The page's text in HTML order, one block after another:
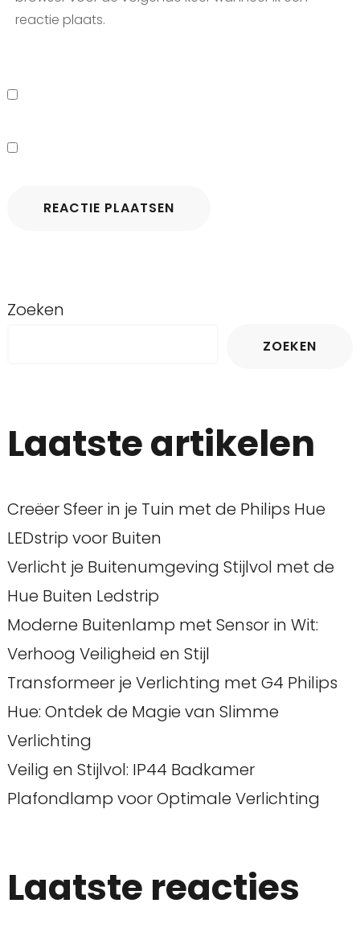
reactie plaats.
Zoeken
ZOEKEN
Laatste artikelen
Creëer Sfeer in je Tuin met de Philips Hue
LEDstrip voor Buiten
Verlicht je Buitenumgeving Stijlvol met de
Hue Buiten Ledstrip
Moderne Buitenlamp met Sensor in Wit:
Verhoog Veiligheid en Stijl
Transformeer je Verlichting met G4 Philips
Hue: Ontdek de Magie van Slimme
Verlichting
Veilig en Stijlvol: IP44 Badkamer
Plafondlamp voor Optimale Verlichting
Laatste reacties